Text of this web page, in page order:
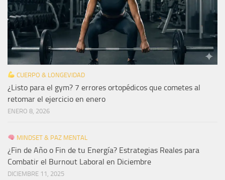
CUERPO & LONGEVIDAD
¿Listo para el gym? 7 errores ortopédicos que cometes al
retomar el ejercicio en enero
ENERO 8, 2026
MINDSET & PAZ MENTAL
¿Fin de Año o Fin de tu Energía? Estrategias Reales para
Combatir el Burnout Laboral en Diciembre
DICIEMBRE 11, 2025